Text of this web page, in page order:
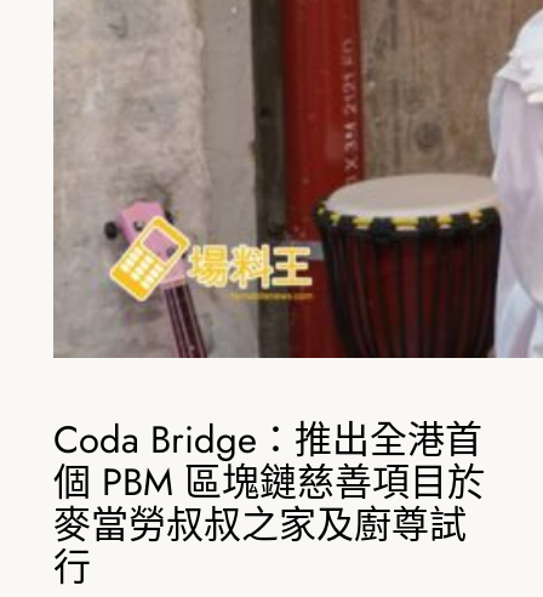
Coda Bridge：推出全港首
個 PBM 區塊鏈慈善項目於
麥當勞叔叔之家及廚尊試
行